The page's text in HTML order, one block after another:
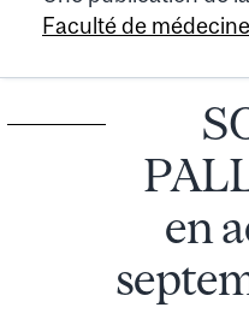
Faculté de
en